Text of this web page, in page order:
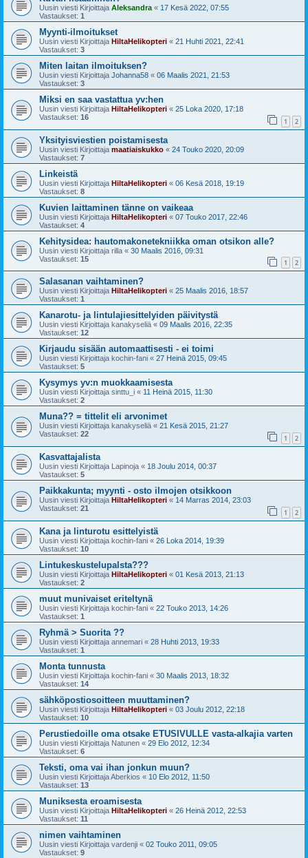
Uusin viesti Kirjoittaja Aleksandra « 17 Kesä 2022, 07:55
Vastaukset: 1
Myynti-ilmoitukset
Uusin viesti Kirjoittaja HiltaHelikopteri « 21 Huhti 2021, 22:41
Vastaukset: 3
Miten laitan ilmoituksen?
Uusin viesti Kirjoittaja Johanna58 « 06 Maalis 2021, 21:53
Vastaukset: 3
Miksi en saa vastattua yv:hen
Uusin viesti Kirjoittaja HiltaHelikopteri « 25 Loka 2020, 17:18
Vastaukset: 16 1 2
Yksityisviestien poistamisesta
Uusin viesti Kirjoittaja maatiaiskukko « 24 Touko 2020, 20:09
Vastaukset: 7
Linkeistä
Uusin viesti Kirjoittaja HiltaHelikopteri « 06 Kesä 2018, 19:19
Vastaukset: 8
Kuvien laittaminen tänne on vaikeaa
Uusin viesti Kirjoittaja HiltaHelikopteri « 07 Touko 2017, 22:46
Vastaukset: 4
Kehitysidea: hautomakonetekniikka oman otsikon alle?
Uusin viesti Kirjoittaja rilla « 30 Maalis 2016, 09:31
Vastaukset: 15 1 2
Salasanan vaihtaminen?
Uusin viesti Kirjoittaja HiltaHelikopteri « 25 Maalis 2016, 18:57
Vastaukset: 1
Kanarotu- ja lintulajiesittelyiden päivitystä
Uusin viesti Kirjoittaja kanakyseliä « 09 Maalis 2016, 22:35
Vastaukset: 12
Kirjaudu sisään automaattisesti - ei toimi
Uusin viesti Kirjoittaja kochin-fani « 27 Heinä 2015, 09:45
Vastaukset: 5
Kysymys yv:n muokkaamisesta
Uusin viesti Kirjoittaja sinttu_i « 11 Heinä 2015, 11:30
Vastaukset: 2
Muna?? = tittelit eli arvonimet
Uusin viesti Kirjoittaja kanakyseliä « 21 Kesä 2015, 21:27
Vastaukset: 22 1 2
Kasvattajalista
Uusin viesti Kirjoittaja Lapinoja « 18 Joulu 2014, 00:37
Vastaukset: 5
Paikkakunta; myynti - osto ilmojen otsikkoon
Uusin viesti Kirjoittaja HiltaHelikopteri « 14 Marras 2014, 23:03
Vastaukset: 21 1 2
Kana ja linturotu esittelyistä
Uusin viesti Kirjoittaja kochin-fani « 26 Loka 2014, 19:39
Vastaukset: 10
Lintukeskustelupalsta???
Uusin viesti Kirjoittaja HiltaHelikopteri « 01 Kesä 2013, 21:13
Vastaukset: 2
muut munivaiset eriteltynä
Uusin viesti Kirjoittaja kochin-fani « 22 Touko 2013, 14:26
Vastaukset: 1
Ryhmä > Suorita ??
Uusin viesti Kirjoittaja annemari « 28 Huhti 2013, 19:33
Vastaukset: 1
Monta tunnusta
Uusin viesti Kirjoittaja kochin-fani « 30 Maalis 2013, 18:32
Vastaukset: 14
sähköpostiosoitteen muuttaminen?
Uusin viesti Kirjoittaja HiltaHelikopteri « 03 Joulu 2012, 22:18
Vastaukset: 10
Perustiedoille oma otsake ETUSIVULLE vasta-alkajia varten
Uusin viesti Kirjoittaja Natunen « 29 Elo 2012, 12:34
Vastaukset: 6
Teksti, oma vai ihan jonkun muun?
Uusin viesti KirjoittajaAberkios « 10 Elo 2012, 11:50
Vastaukset: 13
Muniksesta eroamisesta
Uusin viesti Kirjoittaja HiltaHelikopteri « 26 Heinä 2012, 22:53
Vastaukset: 11
nimen vaihtaminen
Uusin viesti Kirjoittaja vardenji « 02 Touko 2011, 09:05
Vastaukset: 9